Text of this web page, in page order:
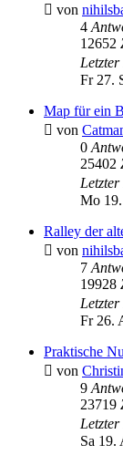
von
4
12652
Fr 27.
Map für ein
von
0
25402
Mo
Ralley der
von
7
19928
Fr 26.
Praktische
von
9
23719
Sa 19.